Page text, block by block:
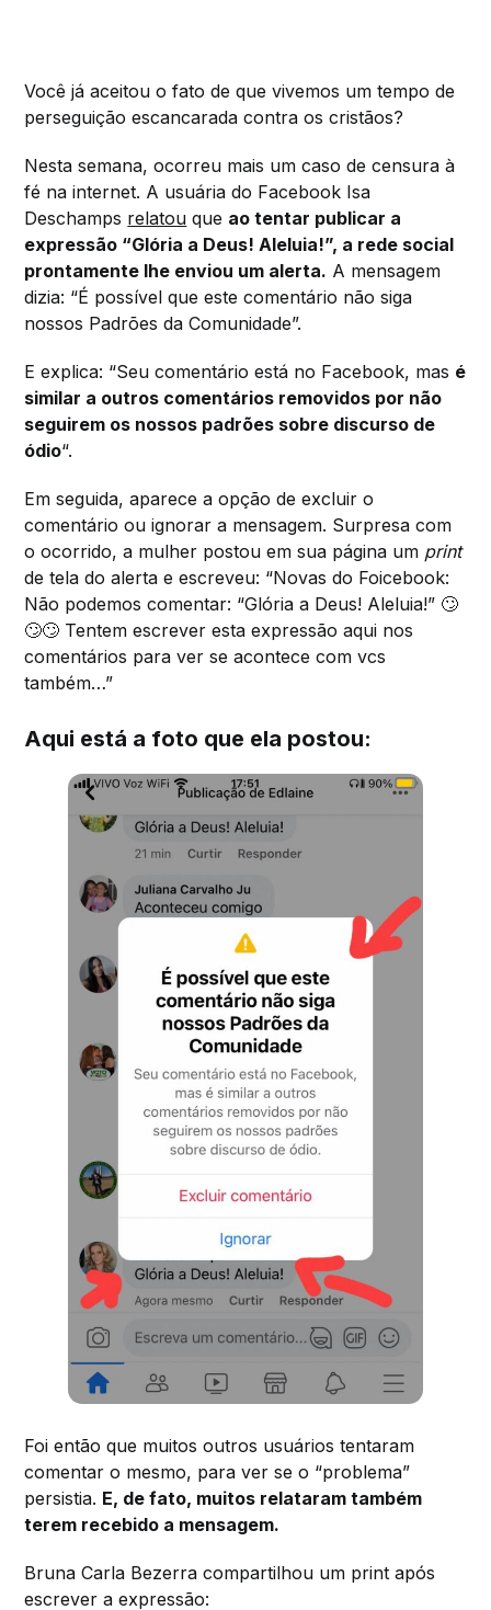
Você já aceitou o fato de que vivemos um tempo de
perseguição escancarada contra os cristãos?
Nesta semana, ocorreu mais um caso de censura à
fé na internet. A usuária do Facebook Isa
Deschamps relatou que ao tentar publicar a
expressão “Glória a Deus! Aleluia!”, a rede social
prontamente lhe enviou um alerta. A mensagem
dizia: “É possível que este comentário não siga
nossos Padrões da Comunidade”.
E explica: “Seu comentário está no Facebook, mas é
similar a outros comentários removidos por não
seguirem os nossos padrões sobre discurso de
ódio“.
Em seguida, aparece a opção de excluir o
comentário ou ignorar a mensagem. Surpresa com
o ocorrido, a mulher postou em sua página um print
de tela do alerta e escreveu: “Novas do Foicebook:
Não podemos comentar: “Glória a Deus! Aleluia!” 🙄
🙄🙄 Tentem escrever esta expressão aqui nos
comentários para ver se acontece com vcs
também…”
Aqui está a foto que ela postou:
Foi então que muitos outros usuários tentaram
comentar o mesmo, para ver se o “problema”
persistia. E, de fato, muitos relataram também
terem recebido a mensagem.
Bruna Carla Bezerra compartilhou um print após
escrever a expressão: